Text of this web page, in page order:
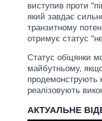
виступив проти
який завдає
транзитному
отримує статус
Статус обіцянки
майбутньому,
продемонструють
реалізовують
АКТУАЛЬНЕ